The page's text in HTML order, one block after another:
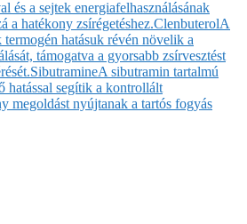
és a sejtek energiafelhasználásának
a hatékony zsírégetéshez.ClenbuterolA
hatásuk révén növelik a
támogatva a gyorsabb zsírvesztést
SibutramineA sibutramin tartalmú
hatással segítik a kontrollált
megoldást nyújtanak a tartós fogyás